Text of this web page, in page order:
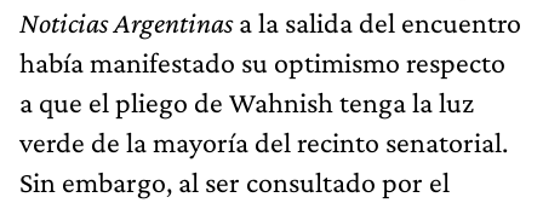
Noticias Argentinasa la salida del encuentro
había manifestado su optimismo respecto
a que el pliego de Wahnish tenga la luz
verde de la mayoría del recinto senatorial.
Sin embargo, al ser consultado por el